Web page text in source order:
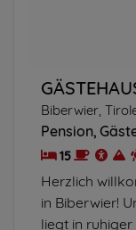
Biberwier,
Pension
15
Herzlich
in Biberwier!
liegt in